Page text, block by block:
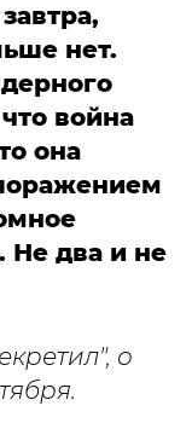
нет.
война
она
Не два и не
о